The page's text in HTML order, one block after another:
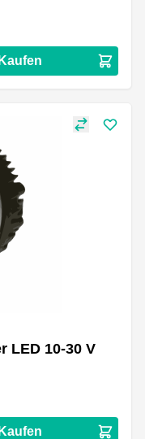
Kaufen
LED 10-30 V
Kaufen